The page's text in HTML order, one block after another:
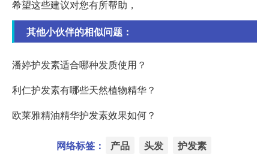
希望这些建议对您有所帮助，
其他小伙伴的相似问题：
潘婷护发素适合哪种发质使用？
利仁护发素有哪些天然植物精华？
欧莱雅精油精华护发素效果如何？
网络标签： 产品 头发 护发素